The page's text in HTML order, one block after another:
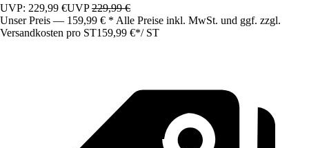
UVP: 229,99 €UVP229,99 €
Unser Preis — 159,99 € * Alle Preise inkl. MwSt. und ggf. zzgl.
Versandkosten pro ST159,99 €*/ ST